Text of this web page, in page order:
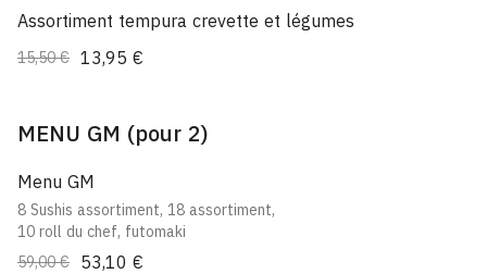
Assortiment tempura crevette et légumes
15,50 € 13,95 €
MENU GM (pour 2)
Menu GM
8 Sushis assortiment, 18 assortiment,
10 roll du chef, futomaki
59,00 €
53,10 €